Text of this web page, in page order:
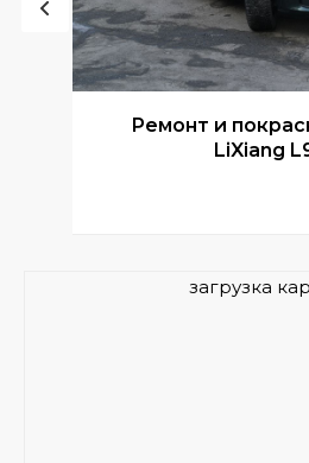
Ремонт и
LiXiang
загрузка